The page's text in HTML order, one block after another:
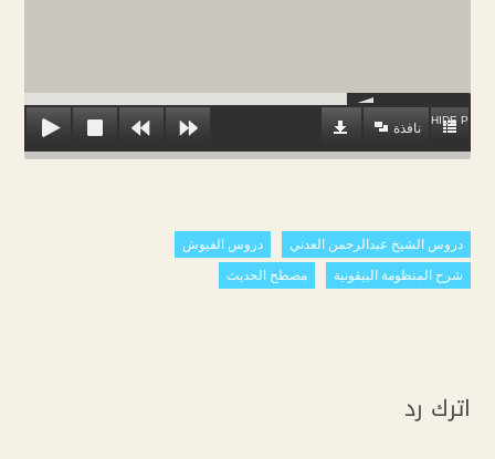
HIDE
نافذة
دروس الشيخ عبدالرحمن العدني
دروس الفيوش
شرح المنظومة البيقونية
مصطح الحديث
اترك رد